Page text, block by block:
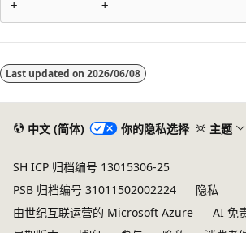
模
式
Last updated on 2026/06/08
中文 (简体) 你的隐私选择 主题
SH ICP 归档编号 13015306-25
PSB 归档编号 31011502002224
隐私
由世纪互联运营的 Microsoft Azure
AI 免